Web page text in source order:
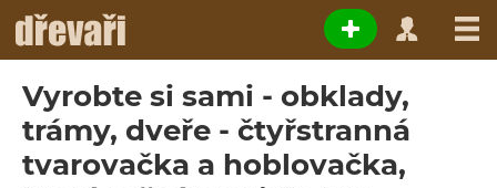
Vyrobte si sami - obklady,
trámy, dveře - čtyřstranná
tvarovačka a hoblovačka,